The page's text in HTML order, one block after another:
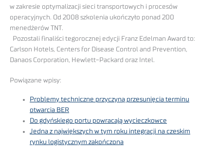
w zakresie optymalizacji sieci transportowych i procesów
operacyjnych. Od 2008 szkolenia ukończyło ponad 200
menedżerów TNT.
Pozostali finaliści tegorocznej edycji Franz Edelman Award to:
Carlson Hotels, Centers for Disease Control and Prevention,
Danaos Corporation, Hewlett-Packard oraz Intel.
Powiązane wpisy:
Problemy techniczne przyczyną przesunięcia terminu
otwarcia BER
Do gdyńskiego portu powracają wycieczkowce
Jedna z największych w tym roku integracji na czeskim
rynku logistycznym zakończona